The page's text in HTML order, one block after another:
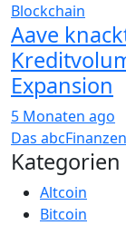
Blockchain
Aave
Expansion
5 Monaten ago
Das
Kategorien
Altcoin
Bitcoin